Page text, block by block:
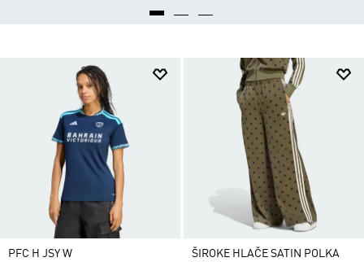
PFC H JSY W
ŠIROKE HLAČE SATIN POLKA